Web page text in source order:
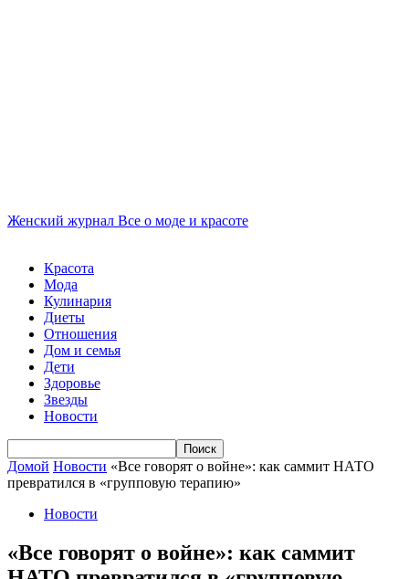
Женский журнал Все о моде и красоте
Красота
Мода
Кулинария
Диеты
Отношения
Дом и семья
Дети
Здоровье
Звезды
Новости
Домой Новости «Все говорят о войне»: как саммит НАТО
превратился в «групповую терапию»
Новости
«Все говорят о войне»: как саммит